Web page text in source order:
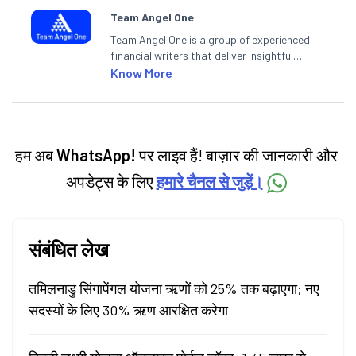
Team Angel One
Team Angel One is a group of experienced
financial writers that deliver insightful
articles on the stock market, IPO, economy,
categories.
Know More
हम अबWhatsApp! पर लाइव हैं! बाज़ार की जानकारी और
अपडेट्स के लिएहमारे चैनल से जुड़ें।
संबंधित लेख
तमिलनाडु सिंगापेंगल योजना ऋणों को 25% तक बढ़ाएगा; नए
सदस्यों के लिए 30% ऋण आरक्षित करेगा